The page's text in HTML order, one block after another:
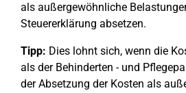
als außergewöhnliche
Steuererklärung absetzen.
Tipp: Dies lohnt sich, wenn die
als der Behinderten - und
der Absetzung der Kosten als